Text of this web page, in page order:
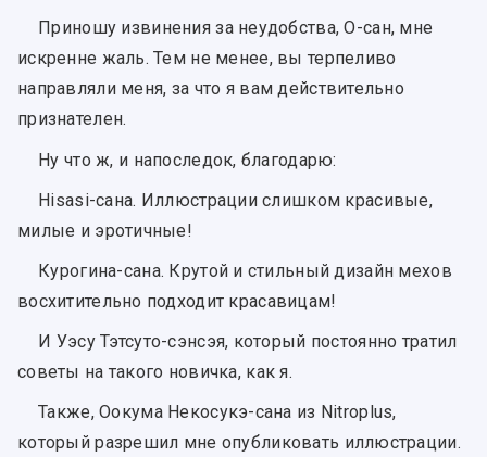
Приношу извинения за неудобства, О-сан, мне
искренне жаль. Тем не менее, вы терпеливо
направляли меня, за что я вам действительно
признателен.
Ну что ж, и напоследок, благодарю:
Hisasi-сана. Иллюстрации слишком красивые,
милые и эротичные!
Курогина-сана. Крутой и стильный дизайн мехов
восхитительно подходит красавицам!
И Уэсу Тэтсуто-сэнсэя, который постоянно тратил
советы на такого новичка, как я.
Также, Оокума Некосукэ-сана из Nitroplus,
который разрешил мне опубликовать иллюстрации.